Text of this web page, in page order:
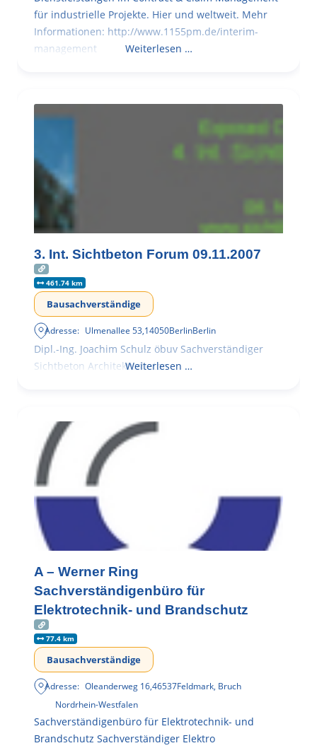
für industrielle Projekte. Hier und weltweit. Mehr
Informationen: http://www.1155pm.de/interim-
management
Weiterlesen …
3. Int. Sichtbeton Forum 09.11.2007
461.74 km
Bausachverständige
Adresse: Ulmenallee 53,14050BerlinBerlin
Dipl.-Ing. Joachim Schulz öbuv Sachverständiger
Sichtbeton Architekturbeton
Weiterlesen …
A – Werner Ring
Sachverständigenbüro für
Elektrotechnik- und Brandschutz
77.4 km
Bausachverständige
Adresse: Oleanderweg 16,46537Feldmark, Bruch
Nordrhein-Westfalen
Sachverständigenbüro für Elektrotechnik- und
Brandschutz Sachverständiger Elektro